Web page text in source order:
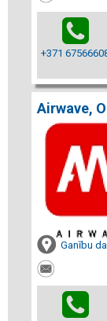
+371
Airwave,
Ganību